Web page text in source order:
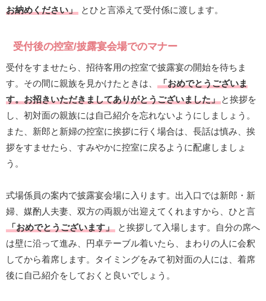
お納めください」とひと言添えて受付係に渡します。
受付後の控室/披露宴会場でのマナー
受付をすませたら、招待客用の控室で披露宴の開始を待ちま
す。その間に親族を見かけたときは、
「おめでとうございま
す。お招きいただきましてありがとうございました」と挨拶を
し、初対面の親族には自己紹介を忘れないようにしましょう。
また、新郎と新婦の控室に挨拶に行く場合は、長話は慎み、挨
拶をすませたら、すみやかに控室に戻るように配慮しましょ
う。
式場係員の案内で披露宴会場に入ります。出入口では新郎・新
婦、媒酌人夫妻、双方の両親が出迎えてくれますから、ひと言
「おめでとうございます」と挨拶して入場します。自分の席へ
は壁に沿って進み、円卓テーブル着いたら、まわりの人に会釈
してから着席します。タイミングをみて初対面の人には、着席
後に自己紹介をしておくと良いでしょう。